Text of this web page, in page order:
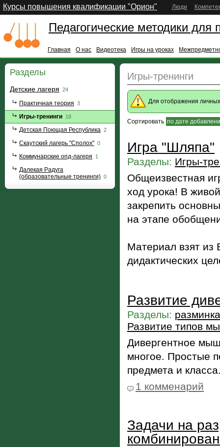
Курсы повышения квалификации "Орион" Люди
Педагогические методики для
Главная О нас Видеотека Игры на уроках
Разделы
Детские лагеря 24
Практичная теория 3
Игры-тренинги 18
Детская Поющая Республика 2
Скаутский лагерь "Сполох" 0
Коммунарские опд-лагеря 1
Далекая Радуга
(образовательные тренинги) 0
Игры-тренинги
Для отображения
Сортировать по дате
Игра "Шляпа"
Разделы: Игры-
Общеизвестная
ход урока! В
закрепить
на этапе
Материал взят из
дидактических
Развитие
Разделы:
Развитие типов
Дивергентное
многое. Простые
предмета и
1 комменарий
Задачи на